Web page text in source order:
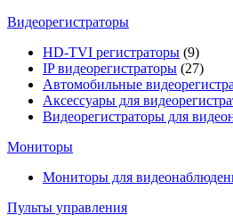
Видеорегистраторы
HD-TVI регистраторы (9)
IP видеорегистраторы (27)
Автомобильные
Аксессуары для
Видеорегистраторы для
Мониторы
Мониторы для
Пульты управления